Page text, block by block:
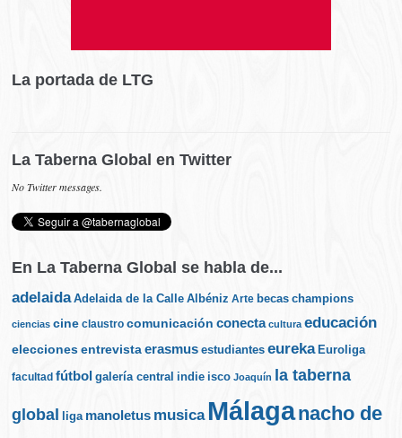
La portada de LTG
La Taberna Global en Twitter
No Twitter messages.
En La Taberna Global se habla de...
adelaida Adelaida de la Calle Albéniz Arte becas champions
ciencias cine claustro comunicación conecta cultura educación
elecciones entrevista erasmus estudiantes eureka Euroliga
facultad fútbol galería central indie isco Joaquín la taberna
global liga manoletus musica Málaganacho de